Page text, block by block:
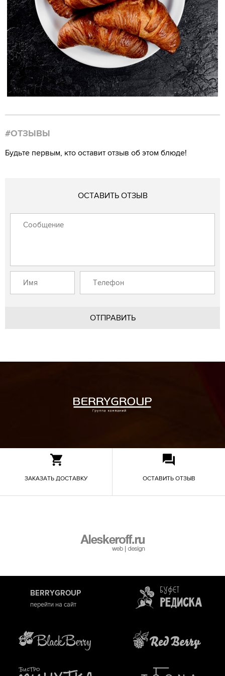
#ОТЗЫВЫ
Будьте первым, кто оставит отзыв об этом блюде!
ОСТАВИТЬ ОТЗЫВ
ОТПРАВИТЬ
ЗАКАЗАТЬ ДОСТАВКУ ОСТАВИТЬ ОТЗЫВ
BERRYGROUP
перейти на сайт